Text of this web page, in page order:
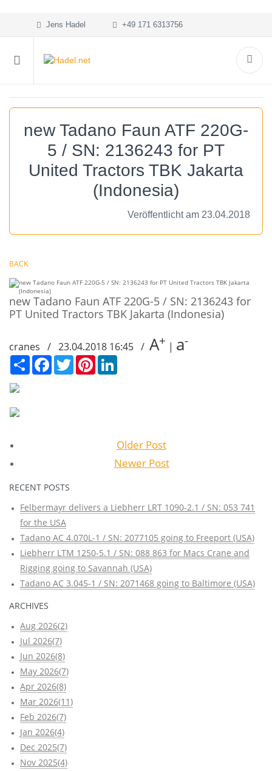
Jens Hadel +49 171 6313756
new Tadano Faun ATF 220G-
5 / SN: 2136243 for PT
United Tractors TBK Jakarta
(Indonesia)
Veröffentlicht am 23.04.2018
BACK
new Tadano Faun ATF 220G-5 / SN: 2136243 for
PT United Tractors TBK Jakarta (Indonesia)
cranes / 23.04.2018 16:45 / A+ | a-
Сподели FacebookTwitter Pinterest
Older Post
Newer Post
RECENT POSTS
Felbermayr delivers a Liebherr LRT 1090-2.1 / SN: 053 741
for the USA
Tadano AC 4.070L-1 / SN: 2077105 going to Freeport (USA)
Liebherr LTM 1250-5.1 / SN: 088 863 for Macs Crane and
Rigging going to Savannah (USA)
Tadano AC 3.045-1 / SN: 2071468 going to Baltimore (USA)
ARCHIVES
Aug 2026(2)
Jul 2026(7)
Jun 2026(8)
May 2026(7)
Apr 2026(8)
Mar 2026(11)
Feb 2026(7)
Jan 2026(4)
Dec 2025(7)
Nov 2025(4)